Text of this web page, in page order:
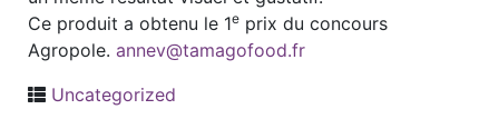
Ce produit a obtenu le 1e prix du concours
Agropole. annev@tamagofood.fr
Uncategorized